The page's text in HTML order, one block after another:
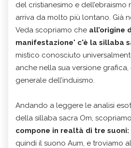
del cristianesimo e
arriva da molto più lontano. Già
Veda scopriamo che all’origine
manifestazione" c'è la sillaba
mistico conosciuto
anche nella sua versione
generale dell’induismo.
Andando a leggere le analisi
della sillaba sacra Om,
compone in realtà di tre suoni:
quindi il suono Aum, e troviamo